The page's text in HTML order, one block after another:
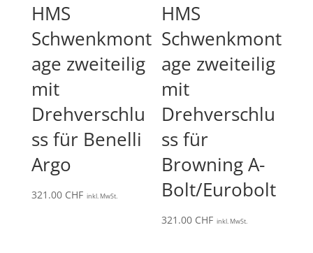
HMS
Schwenkmont
age zweiteilig
mit
Drehverschlu
ss für Benelli
Argo
321.00 CHF inkl. MwSt.
HMS
Schwenkmont
age zweiteilig
mit
Drehverschlu
ss für
Browning A-
Bolt/Eurobolt
321.00 CHF inkl. MwSt.